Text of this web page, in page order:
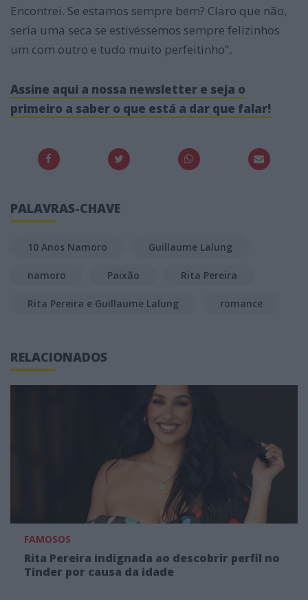
Encontrei. Se estamos sempre bem? Claro que não,
seria uma seca se estivéssemos sempre felizinhos
um com outro e tudo muito perfeitinho”.
Assine aqui a nossa newsletter e seja o
primeiro a saber o que está a dar que falar!
PALAVRAS-CHAVE
10 Anos Namoro Guillaume Lalung
namoro Paixão Rita Pereira
Rita Pereira e Guillaume Lalung romance
RELACIONADOS
FAMOSOS
Rita Pereira indignada ao descobrir perfil no
Tinder por causa da idade